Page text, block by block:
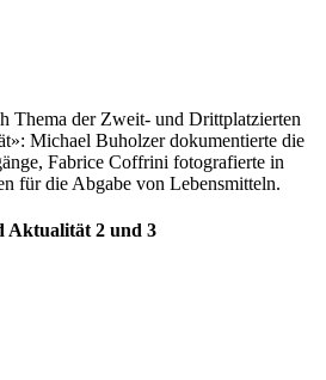
Thema der Zweit- und Drittplatzierten
Michael Buholzer dokumentierte die
Fabrice Coffrini fotografierte in
für die Abgabe von Lebensmitteln.
Aktualität 2 und 3